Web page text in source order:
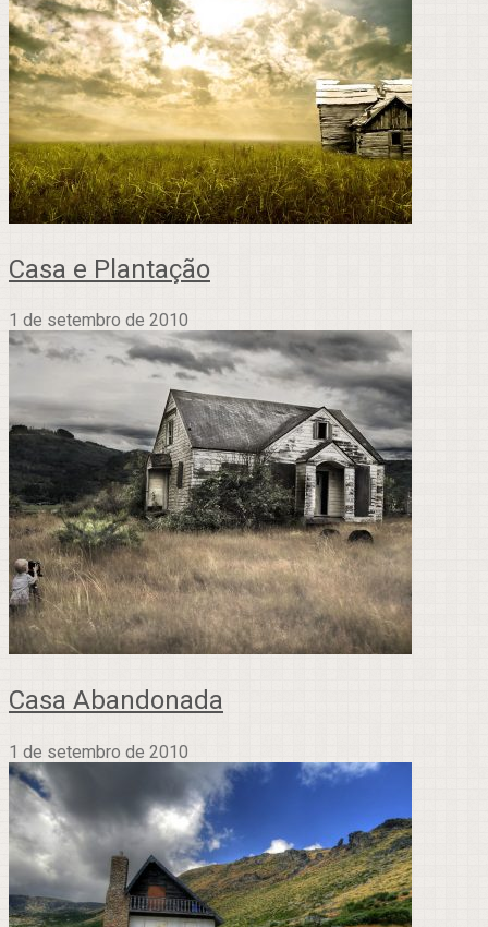
Casa e Plantação
1 de setembro de 2010
Casa Abandonada
1 de setembro de 2010